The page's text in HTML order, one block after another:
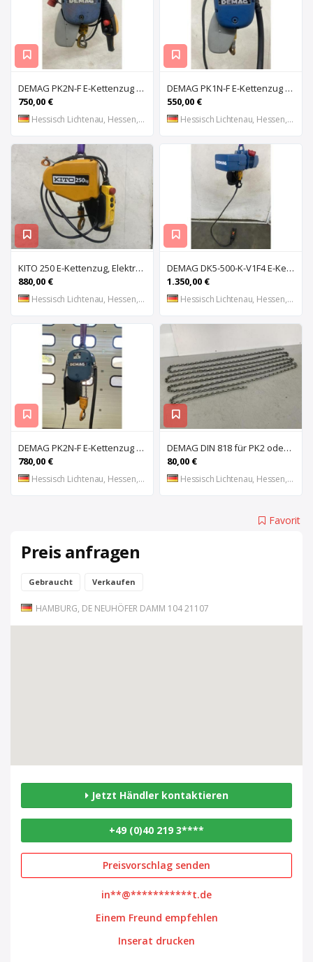
DEMAG PK2N-F E-Kettenzug Kran
750,00 €
Hessisch Lichtenau, Hessen, DE
DEMAG PK1N-F E-Kettenzug Kran
550,00 €
Hessisch Lichtenau, Hessen, DE
KITO 250 E-Kettenzug, Elektrokettenzug, Kran
880,00 €
Hessisch Lichtenau, Hessen, DE
DEMAG DK5-500-K-V1F4 E-Kettenzug, Elektro Hubwerk, Kran
1.350,00 €
Hessisch Lichtenau, Hessen, DE
DEMAG PK2N-F E-Kettenzug Kran
780,00 €
Hessisch Lichtenau, Hessen, DE
DEMAG DIN 818 für PK2 oder GEDI 620 Lastkette für Kran, Anschlagkette, Gliederkette fü
80,00 €
Hessisch Lichtenau, Hessen, DE
Favorit
Preis anfragen
Gebraucht Verkaufen
HAMBURG, DE NEUHÖFER DAMM 104 21107
Jetzt Händler kontaktieren
+49 (0)40 219 3****
Preisvorschlag senden
in**@***********t.de
Einem Freund empfehlen
Inserat drucken